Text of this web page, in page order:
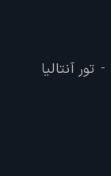
- تور آنتالیا